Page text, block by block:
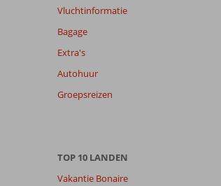
te
beoordelingen.
126
beoordelingen
8,1
Vluchtinformatie
Bagage
Extra's
Autohuur
Groepsreizen
TOP 10 LANDEN
Vakantie Bonaire